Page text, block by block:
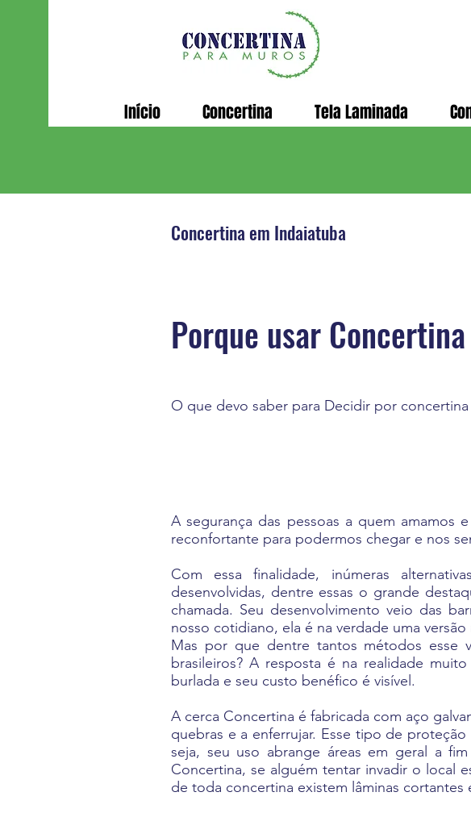
Início Concertina Tela Laminada
Porque usar Concertina
O que devo saber para Decidir por concertina
Concertina em Indaiatuba
A segurança das pessoas a quem amamos
reconfortante para podermos chegar e nos
Com essa finalidade, inúmeras
desenvolvidas, dentre essas o grande
chamada. Seu desenvolvimento veio das
nosso cotidiano, ela é na verdade uma
Mas por que dentre tantos métodos esse
brasileiros? A resposta é na realidade
burlada e seu custo benéfico é visível.
A cerca Concertina é fabricada com aço
quebras e a enferrujar. Esse tipo de
seja, seu uso abrange áreas em geral a
Concertina, se alguém tentar invadir o local
de toda concertina existem lâminas cortantes